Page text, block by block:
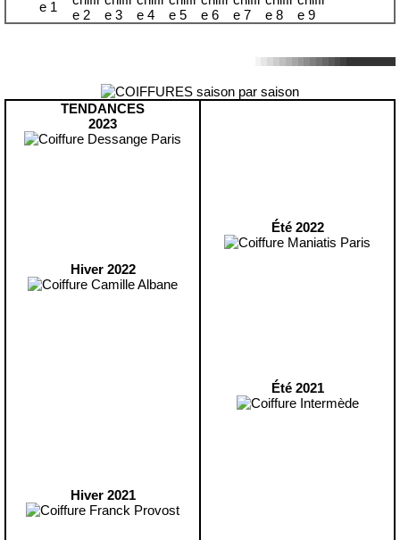
TENDANCES
2023
Hiver 2022
Hiver 2021
Été 2022
Été 2021